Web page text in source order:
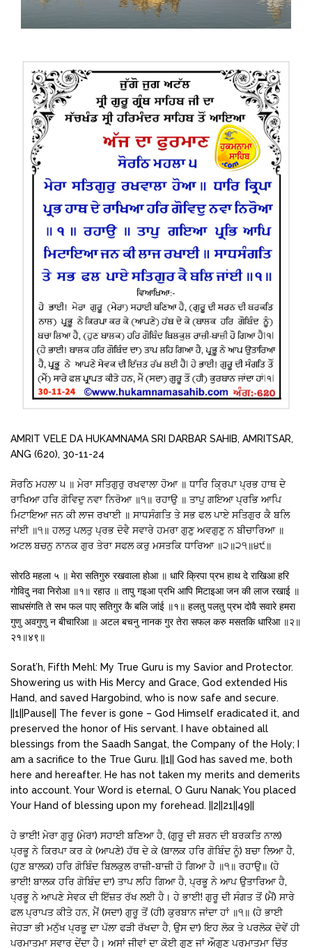
AMRIT VELE DA HUKAMNAMA SRI DARBAR SAHIB, AMRITSAR,
ANG (620), 30-11-24
ਸੋਰਠਿ ਮਹਲਾ ੫ ॥ ਮੇਰਾ ਸਤਿਗੁਰੁ ਰਖਵਾਲਾ ਹੋਆ ॥ ਧਾਰਿ ਕ੍ਰਿਪਾ ਪ੍ਰਭ ਹਾਥ ਦੇ
ਰਾਖਿਆ ਹਰਿ ਗੋਵਿਦੁ ਨਵਾ ਨਿਰੋਆ ॥੧॥ ਰਹਾਉ ॥ ਤਾਪੁ ਗਇਆ ਪ੍ਰਭਿ ਆਪਿ
ਮਿਟਾਇਆ ਜਨ ਕੀ ਲਾਜ ਰਖਾਈ ॥ ਸਾਧਸੰਗਤਿ ਤੇ ਸਭ ਫਲ ਪਾਏ ਸਤਿਗੁਰ ਕੈ ਬਲਿ
ਜਾਂਈ ॥੧॥ ਹਲਤੁ ਪਲਤੁ ਪ੍ਰਭ ਦੋਵੈ ਸਵਾਰੇ ਹਮਰਾ ਗੁਣੁ ਅਵਗੁਣੁ ਨ ਬੀਚਾਰਿਆ ॥
ਅਟਲ ਬਚਨੁ ਨਾਨਕ ਗੁਰ ਤੇਰਾ ਸਫਲ ਕਰੁ ਮਸਤਕਿ ਧਾਰਿਆ ॥੨॥੨੧॥੪੯॥
सोरठि महला ५ ॥ मेरा सतिगुरु रखवाला होआ ॥ धारि क्रिपा प्रभ हाथ दे राखिआ हरि
गोविदु नवा निरोआ ॥१॥ रहाउ ॥ तापु गइआ प्रभि आपि मिटाइआ जन की लाज रखाई ॥
साधसंगति ते सभ फल पाए सतिगुर कै बलि जांई ॥१॥ हलतु पलतु प्रभ दोवै सवारे हमरा
गुणु अवगुणु न बीचारिआ ॥ अटल बचनु नानक गुर तेरा सफल करु मसतकि धारिआ ॥२॥
२१॥४९॥
Sorat’h, Fifth Mehl: My True Guru is my Savior and Protector.
Showering us with His Mercy and Grace, God extended His
Hand, and saved Hargobind, who is now safe and secure.
||1||Pause|| The fever is gone – God Himself eradicated it, and
preserved the honor of His servant. I have obtained all
blessings from the Saadh Sangat, the Company of the Holy; I
am a sacrifice to the True Guru. ||1|| God has saved me, both
here and hereafter. He has not taken my merits and demerits
into account. Your Word is eternal, O Guru Nanak; You placed
Your Hand of blessing upon my forehead. ||2||21||49||
ਹੇ ਭਾਈ! ਮੇਰਾ ਗੁਰੂ (ਮੇਰਾ) ਸਹਾਈ ਬਣਿਆ ਹੈ, (ਗੁਰੂ ਦੀ ਸ਼ਰਨ ਦੀ ਬਰਕਤਿ ਨਾਲ)
ਪ੍ਰਭੂ ਨੇ ਕਿਰਪਾ ਕਰ ਕੇ (ਆਪਣੇ) ਹੱਥ ਦੇ ਕੇ (ਬਾਲਕ ਹਰਿ ਗੋਬਿੰਦ ਨੂੰ) ਬਚਾ ਲਿਆ ਹੈ,
(ਹੁਣ ਬਾਲਕ) ਹਰਿ ਗੋਬਿੰਦ ਬਿਲਕੁਲ ਰਾਜ਼ੀ-ਬਾਜ਼ੀ ਹੋ ਗਿਆ ਹੈ ॥੧॥ ਰਹਾਉ॥ (ਹੇ
ਭਾਈ! ਬਾਲਕ ਹਰਿ ਗੋਬਿੰਦ ਦਾ) ਤਾਪ ਲਹਿ ਗਿਆ ਹੈ, ਪ੍ਰਭੂ ਨੇ ਆਪ ਉਤਾਰਿਆ ਹੈ,
ਪ੍ਰਭੂ ਨੇ ਆਪਣੇ ਸੇਵਕ ਦੀ ਇੱਜ਼ਤ ਰੱਖ ਲਈ ਹੈ। ਹੇ ਭਾਈ! ਗੁਰੂ ਦੀ ਸੰਗਤ ਤੋਂ (ਮੈਂ) ਸਾਰੇ
ਫਲ ਪ੍ਰਾਪਤ ਕੀਤੇ ਹਨ, ਮੈਂ (ਸਦਾ) ਗੁਰੂ ਤੋਂ (ਹੀ) ਕੁਰਬਾਨ ਜਾਂਦਾ ਹਾਂ ॥੧॥ (ਹੇ ਭਾਈ
ਜੇਹੜਾ ਭੀ ਮਨੁੱਖ ਪ੍ਰਭੂ ਦਾ ਪੱਲਾ ਫੜੀ ਰੱਖਦਾ ਹੈ, ਉਸ ਦਾ) ਇਹ ਲੋਕ ਤੇ ਪਰਲੋਕ ਦੋਵੇਂ ਹੀ
ਪਰਮਾਤਮਾ ਸਵਾਰ ਦੇਂਦਾ ਹੈ। ਅਸਾਂ ਜੀਵਾਂ ਦਾ ਕੋਈ ਗੁਣ ਜਾਂ ਔਗੁਣ ਪਰਮਾਤਮਾ ਚਿੱਤ